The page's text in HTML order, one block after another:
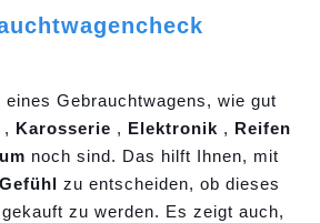
eines Gebrauchtwagens, wie gut
, Karosserie , Elektronik , Reifen
noch sind. Das hilft Ihnen, mit
zu entscheiden, ob dieses
zu werden. Es zeigt auch,